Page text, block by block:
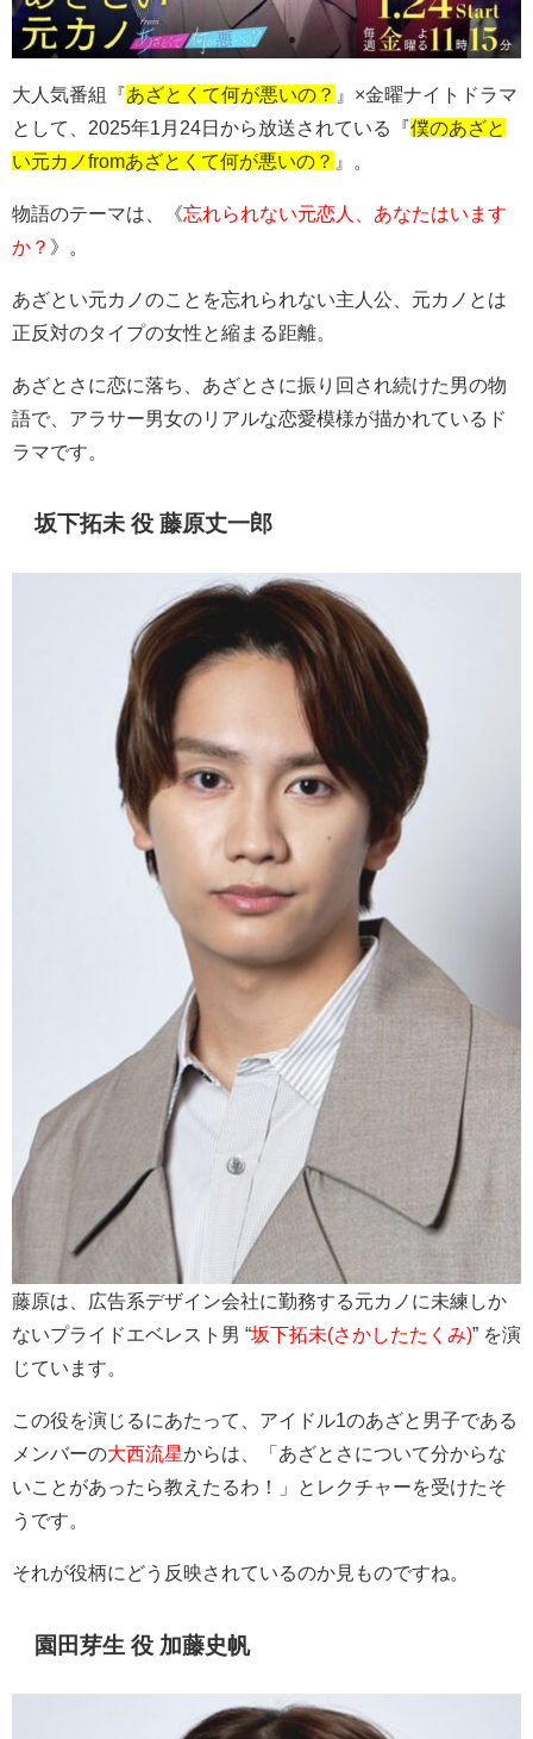
大人気番組『あざとくて何が悪いの？ 』×金曜ナイトドラマ
として、2025年1月24日から放送されている『僕のあざと
い元カノfromあざとくて何が悪いの？ 』。
物語のテーマは、《忘れられない元恋人、あなたはいます
か？ 》。
あざとい元カノのことを忘れられない主人公、元カノとは
正反対のタイプの女性と縮まる距離。
あざとさに恋に落ち、あざとさに振り回され続けた男の物
語で、アラサー男女のリアルな恋愛模様が描かれているド
ラマです。
坂下拓未 役 藤原丈一郎
藤原は、広告系デザイン会社に勤務する元カノに未練しか
ないプライドエベレスト男 “坂下拓未(さかしたたくみ)” を演
じています。
この役を演じるにあたって、アイドル1のあざと男子である
メンバーの大西流星からは、「あざとさについて分からな
いことがあったら教えたるわ！」とレクチャーを受けたそ
うです。
それが役柄にどう反映されているのか見ものですね。
園田芽生 役 加藤史帆